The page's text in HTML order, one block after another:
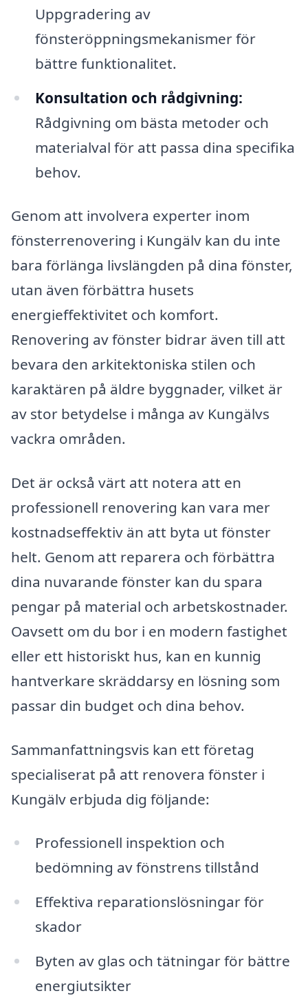
Uppgradering av
fönsteröppningsmekanismer för
bättre funktionalitet.
Konsultation och rådgivning:
Rådgivning om bästa metoder och
materialval för att passa dina specifika
behov.
Genom att involvera experter inom
fönsterrenovering i Kungälv kan du inte
bara förlänga livslängden på dina fönster,
utan även förbättra husets
energieffektivitet och komfort.
Renovering av fönster bidrar även till att
bevara den arkitektoniska stilen och
karaktären på äldre byggnader, vilket är
av stor betydelse i många av Kungälvs
vackra områden.
Det är också värt att notera att en
professionell renovering kan vara mer
kostnadseffektiv än att byta ut fönster
helt. Genom att reparera och förbättra
dina nuvarande fönster kan du spara
pengar på material och arbetskostnader.
Oavsett om du bor i en modern fastighet
eller ett historiskt hus, kan en kunnig
hantverkare skräddarsy en lösning som
passar din budget och dina behov.
Sammanfattningsvis kan ett företag
specialiserat på att renovera fönster i
Kungälv erbjuda dig följande:
Professionell inspektion och
bedömning av fönstrens tillstånd
Effektiva reparationslösningar för
skador
Byten av glas och tätningar för bättre
energiutsikter